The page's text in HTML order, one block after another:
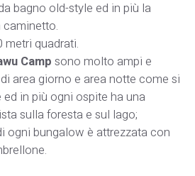
bagno old-style ed in più la
metri quadrati.
Camp sono molto ampi e
area giorno e area notte come si
in più ogni ospite ha una
sulla foresta e sul lago;
ogni bungalow è attrezzata con